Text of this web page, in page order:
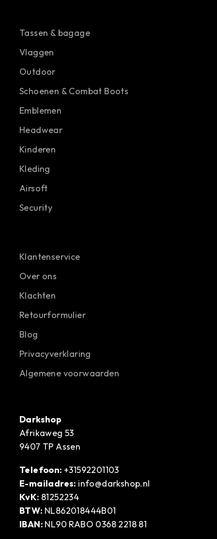
Tassen & bagage
Vlaggen
Outdoor
Schoenen & Combat Boots
Emblemen
Headwear
Kinderen
Kleding
Airsoft
Security
Klantenservice
Over ons
Klachten
Retourformulier
Blog
Privacyverklaring
Algemene voorwaarden
Darkshop
Afrikaweg 53
9407 TP Assen
Telefoon: +31592201103
E-mailadres: info@darkshop.nl
KvK: 81252234
BTW: NL862018444B01
IBAN: NL90 RABO 0368 2218 81